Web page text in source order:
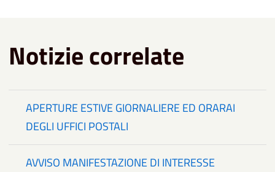
Notizie correlate
APERTURE ESTIVE GIORNALIERE ED ORARAI
DEGLI UFFICI POSTALI
AVVISO MANIFESTAZIONE DI INTERESSE